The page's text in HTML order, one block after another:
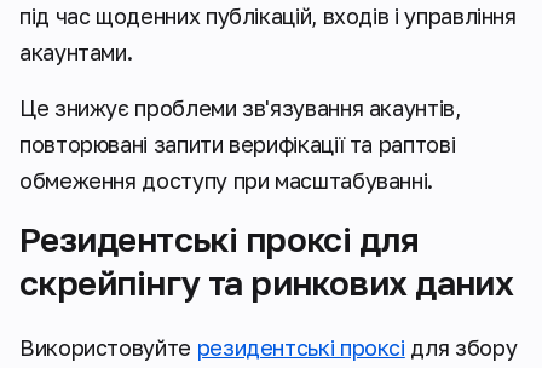
під час щоденних публікацій, входів і управління
акаунтами.
Це знижує проблеми зв'язування акаунтів,
повторювані запити верифікації та раптові
обмеження доступу при масштабуванні.
Резидентські проксі для
скрейпінгу та ринкових даних
Використовуйте резидентські проксі для збору